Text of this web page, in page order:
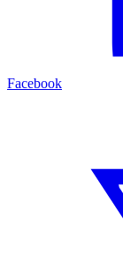
Facebook